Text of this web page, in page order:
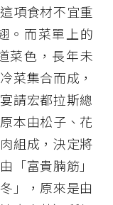
項食材不宜重
。而菜單上的
菜色，長年未
菜集合而成，
請宏都拉斯總
本由松子、花
組成，決定將
「富貴腩筋」
」，原來是由